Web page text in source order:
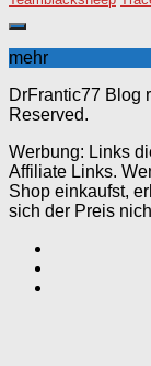
mehr
DrFrantic77 Blog
Reserved.
Werbung: Links
Affiliate Links.
Shop einkaufst,
sich der Preis